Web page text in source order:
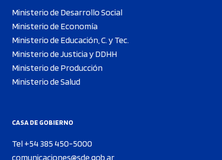
Ministerio de Desarrollo Social
Ministerio de Economía
Ministerio de Educación, C. y Tec.
Ministerio de Justicia y DDHH
Ministerio de Producción
Ministerio de Salud
CASA DE GOBIERNO
Tel +54 385 450-5000
comunicaciones@sde.gob.ar